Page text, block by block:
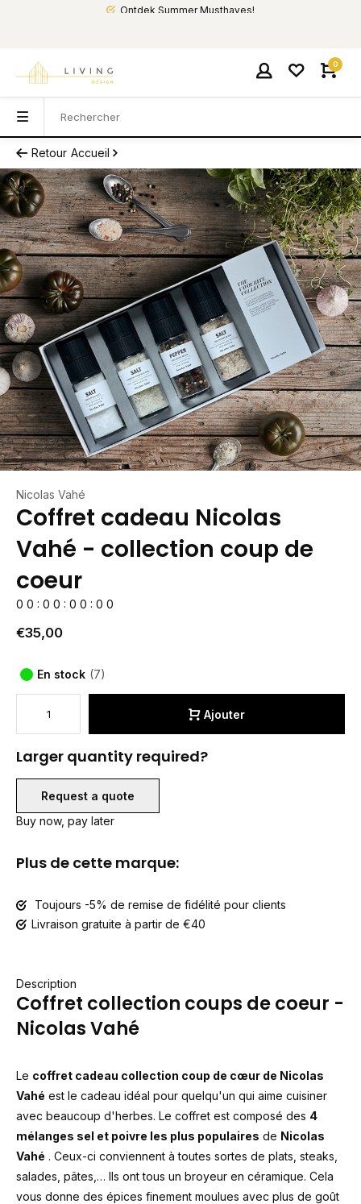
Ontdek Summer Musthaves!
0
Retour Accueil
Nicolas Vahé
Coffret cadeau Nicolas
Vahé - collection coup de
coeur
0 0 : 0 0 : 0 0 : 0 0
€35,00
En stock (7)
Ajouter
Larger quantity required?
Request a quote
Buy now, pay later
Plus de cette marque:
Toujours -5% de remise de fidélité pour clients
Livraison gratuite à partir de €40
Description
Coffret collection coups de coeur -
Nicolas Vahé
Le coffret cadeau collection coup de cœur de Nicolas
Vahé est le cadeau idéal pour quelqu'un qui aime cuisiner
avec beaucoup d'herbes. Le coffret est composé des 4
mélanges sel et poivre les plus populaires de Nicolas
Vahé . Ceux-ci conviennent à toutes sortes de plats, steaks,
salades, pâtes,… Ils ont tous un broyeur en céramique. Cela
vous donne des épices finement moulues avec plus de goût